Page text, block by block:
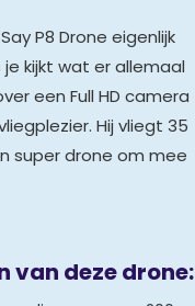
P8 Drone eigenlijk
je kijkt wat er allemaal
een Full HD camera
Hij vliegt 35
super drone om mee
van deze drone: